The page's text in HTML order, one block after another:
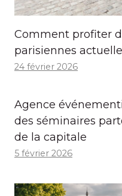
Comment profiter
parisiennes
24 février 2026
Agence
des séminaires
de la capitale
5 février 2026